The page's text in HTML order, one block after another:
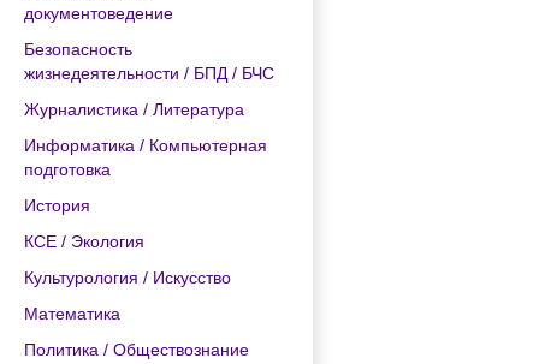
документоведение
Безопасность
жизнедеятельности / БПД / БЧС
Журналистика / Литература
Информатика / Компьютерная
подготовка
История
КСЕ / Экология
Культурология / Искусство
Математика
Политика / Обществознание